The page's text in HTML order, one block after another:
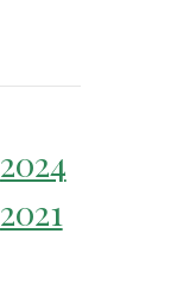
2024
2021